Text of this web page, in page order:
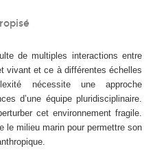
de multiples interactions entre
vivant et ce à différentes échelles
nécessite une approche
d’une équipe pluridisciplinaire.
cet environnement fragile.
le milieu marin pour permettre son